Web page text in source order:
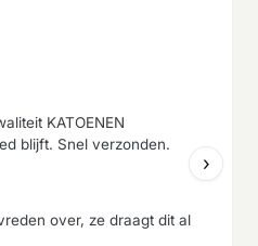
KATOENEN
blijft. Snel verzonden.
over, ze draagt dit al
›